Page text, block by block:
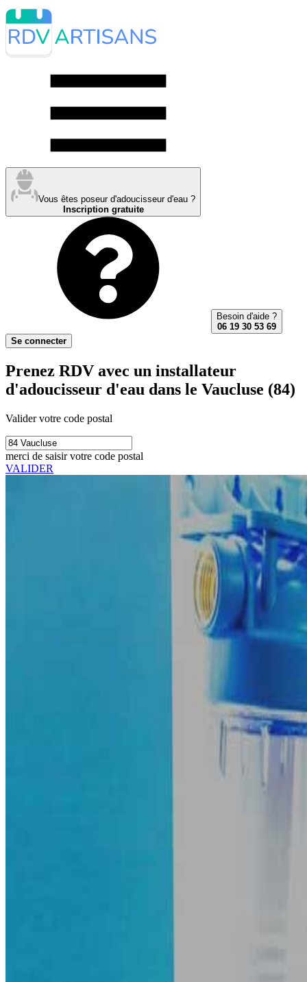
Vous êtes poseur d'adoucisseur d'eau ?
Inscription gratuite
Besoin d'aide ?
06 19 30 53 69
Se connecter
Prenez RDV avec un installateur
d'adoucisseur d'eau dans le Vaucluse (84)
Valider votre code postal
merci de saisir votre code postal
VALIDER